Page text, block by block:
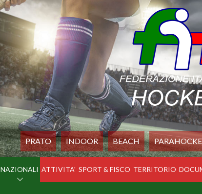
PRATO INDOOR BEACH
NAZIONALI ATTIVITA' SPORT & FISCO TERRITORIO